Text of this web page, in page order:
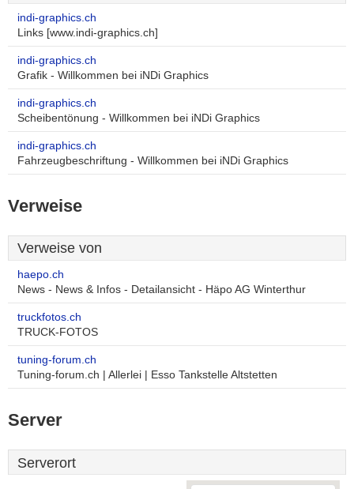
indi-graphics.ch
Links [www.indi-graphics.ch]
indi-graphics.ch
Grafik - Willkommen bei iNDi Graphics
indi-graphics.ch
Scheibentönung - Willkommen bei iNDi Graphics
indi-graphics.ch
Fahrzeugbeschriftung - Willkommen bei iNDi Graphics
Verweise
Verweise von
haepo.ch
News - News & Infos - Detailansicht - Häpo AG Winterthur
truckfotos.ch
TRUCK-FOTOS
tuning-forum.ch
Tuning-forum.ch | Allerlei | Esso Tankstelle Altstetten
Server
Serverort